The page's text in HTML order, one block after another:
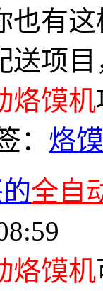
也有
送项
烙馍机
： 烙
全自
烙馍机